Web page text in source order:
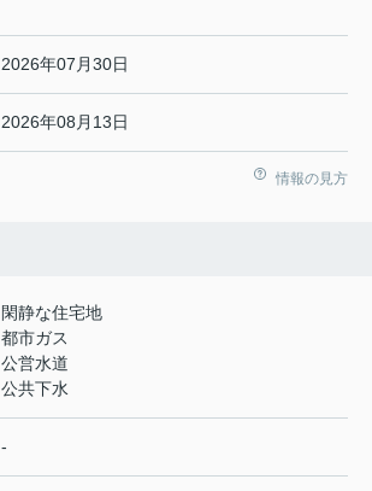
2026年07月30日
2026年08月13日
情報の見方
閑静な住宅地
都市ガス
公営水道
公共下水
-